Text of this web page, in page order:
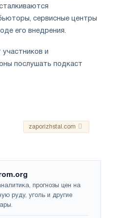
сервисные центры
его внедрения.
и
послушать подкаст
zaporizhstal.com
прогнозы цен на
руду, уголь и другие